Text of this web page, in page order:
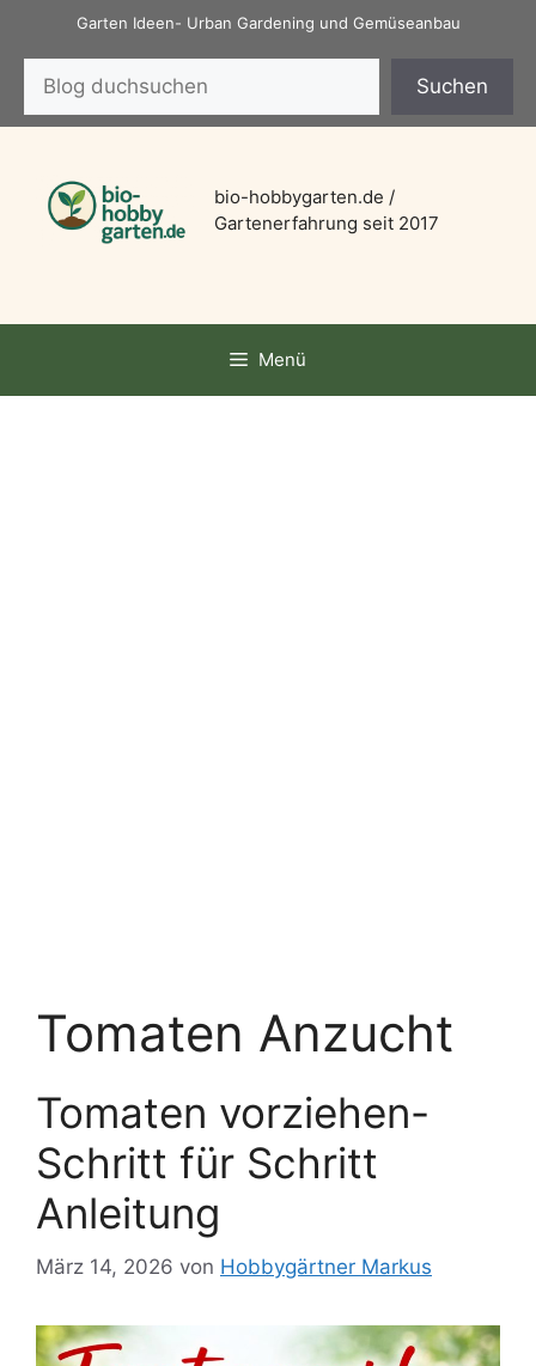
springen
Garten Ideen- Urban Gardening und Gemüseanbau
Suchen
bio-hobbygarten.de /
Gartenerfahrung seit 2017
Menü
Tomaten Anzucht
Tomaten vorziehen-
Schritt für Schritt
Anleitung
März 14, 2026 von Hobbygärtner Markus